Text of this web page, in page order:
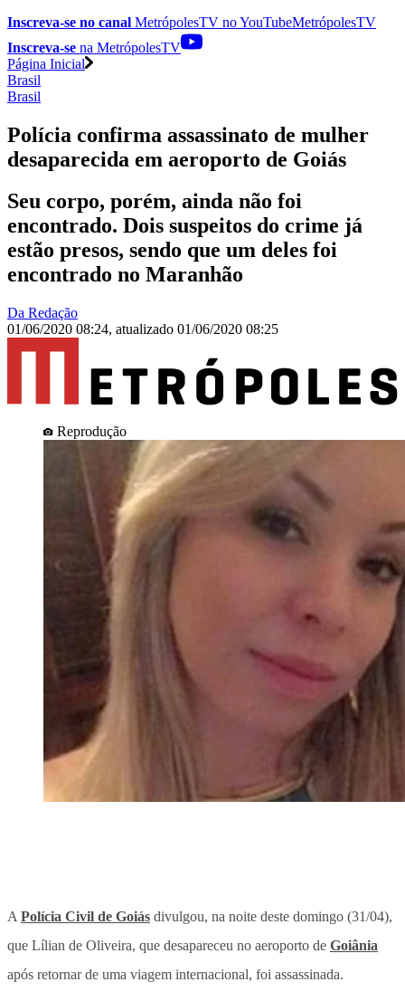
Inscreva-se no canal MetrópolesTV noYouTubeMetrópolesTV
Inscreva-se na MetrópolesTV
Página Inicial
Brasil
Brasil
Polícia confirma assassinato de mulher
desaparecida em aeroporto de Goiás
Seu corpo, porém, ainda não foi
encontrado. Dois suspeitos do crime já
estão presos, sendo que um deles foi
encontrado no Maranhão
Da Redação
01/06/2020 08:24, atualizado 01/06/2020 08:25
Reprodução
A Polícia Civil de Goiás divulgou, na noite deste domingo (31/04),
que Lílian de Oliveira, que desapareceu no aeroporto de Goiânia
após retornar de uma viagem internacional, foi assassinada.